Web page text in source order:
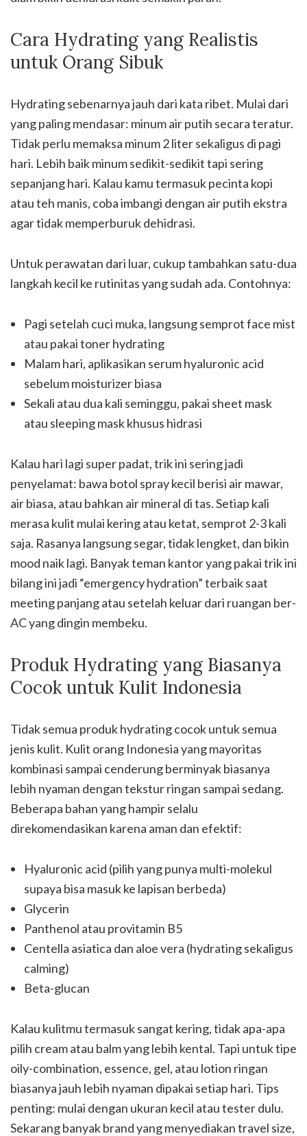
Cara Hydrating yang Realistis
untuk Orang Sibuk
Hydrating sebenarnya jauh dari kata ribet. Mulai dari
yang paling mendasar: minum air putih secara teratur.
Tidak perlu memaksa minum 2 liter sekaligus di pagi
hari. Lebih baik minum sedikit-sedikit tapi sering
sepanjang hari. Kalau kamu termasuk pecinta kopi
atau teh manis, coba imbangi dengan air putih ekstra
agar tidak memperburuk dehidrasi.
Untuk perawatan dari luar, cukup tambahkan satu-dua
langkah kecil ke rutinitas yang sudah ada. Contohnya:
Pagi setelah cuci muka, langsung semprot face mist
atau pakai toner hydrating
Malam hari, aplikasikan serum hyaluronic acid
sebelum moisturizer biasa
Sekali atau dua kali seminggu, pakai sheet mask
atau sleeping mask khusus hidrasi
Kalau hari lagi super padat, trik ini sering jadi
penyelamat: bawa botol spray kecil berisi air mawar,
air biasa, atau bahkan air mineral di tas. Setiap kali
merasa kulit mulai kering atau ketat, semprot 2-3 kali
saja. Rasanya langsung segar, tidak lengket, dan bikin
mood naik lagi. Banyak teman kantor yang pakai trik ini
bilang ini jadi “emergency hydration” terbaik saat
meeting panjang atau setelah keluar dari ruangan ber-
AC yang dingin membeku.
Produk Hydrating yang Biasanya
Cocok untuk Kulit Indonesia
Tidak semua produk hydrating cocok untuk semua
jenis kulit. Kulit orang Indonesia yang mayoritas
kombinasi sampai cenderung berminyak biasanya
lebih nyaman dengan tekstur ringan sampai sedang.
Beberapa bahan yang hampir selalu
direkomendasikan karena aman dan efektif:
Hyaluronic acid (pilih yang punya multi-molekul
supaya bisa masuk ke lapisan berbeda)
Glycerin
Panthenol atau provitamin B5
Centella asiatica dan aloe vera (hydrating sekaligus
calming)
Beta-glucan
Kalau kulitmu termasuk sangat kering, tidak apa-apa
pilih cream atau balm yang lebih kental. Tapi untuk tipe
oily-combination, essence, gel, atau lotion ringan
biasanya jauh lebih nyaman dipakai setiap hari. Tips
penting: mulai dengan ukuran kecil atau tester dulu.
Sekarang banyak brand yang menyediakan travel size,